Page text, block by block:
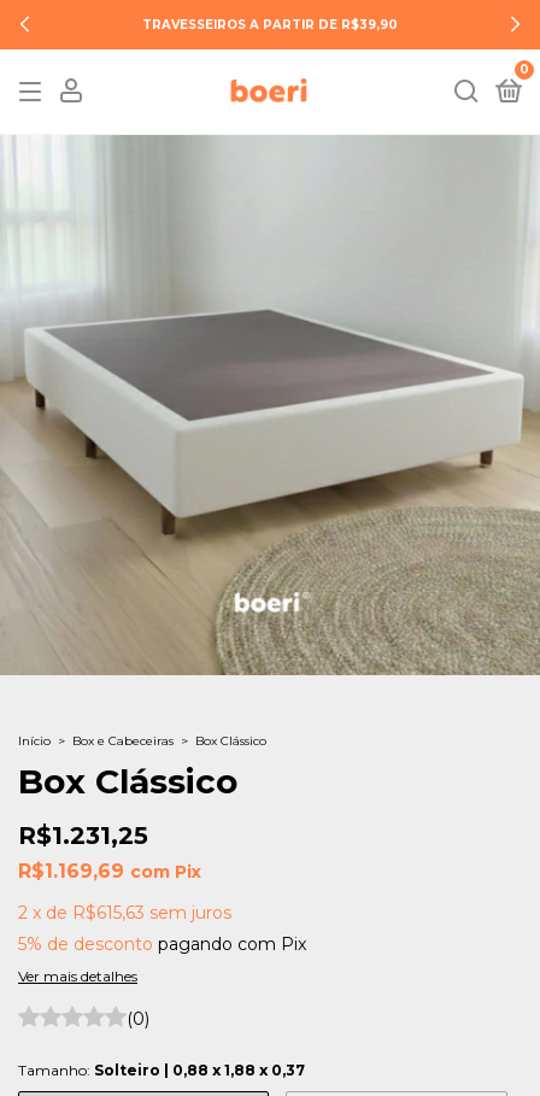
TRAVESSEIROS A PARTIR DE R$39,90
0
Início > Box e Cabeceiras > Box Clássico
Box Clássico
R$1.231,25
R$1.169,69 com Pix
2 x de R$615,63 sem juros
5% de desconto pagando com Pix
Ver mais detalhes
(0)
Tamanho: Solteiro | 0,88 x 1,88 x 0,37